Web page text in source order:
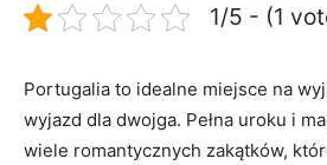
1/5 - (1
Portugalia to idealne miejsce na
wyjazd dla dwojga. Pełna uroku i
wiele romantycznych zakątków,